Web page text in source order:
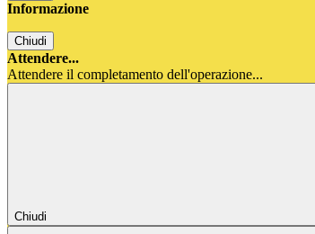
Informazione
Chiudi
Attendere...
Attendere il completamento dell'operazione...
Chiudi